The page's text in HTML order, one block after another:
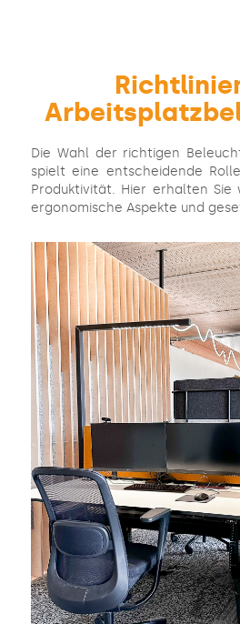
Die Wahl der richtigen
spielt eine entscheidende
Produktivität. Hier erhalten Sie
ergonomische Aspekte und